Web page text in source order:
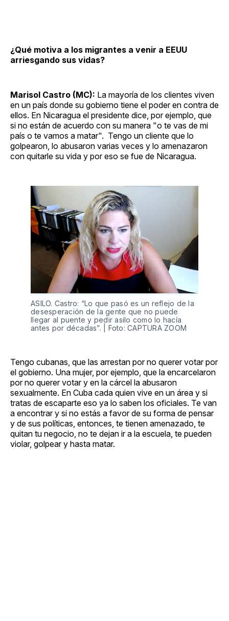
¿Qué motiva a los migrantes a venir a EEUU
arriesgando sus vidas?
Marisol Castro (MC): La mayoría de los clientes viven
en un país donde su gobierno tiene el poder en contra de
ellos. En Nicaragua el presidente dice, por ejemplo, que
si no están de acuerdo con su manera "o te vas de mi
país o te vamos a matar". Tengo un cliente que lo
golpearon, lo abusaron varias veces y lo amenazaron
con quitarle su vida y por eso se fue de Nicaragua.
ASILO. Castro: “Lo que pasó es un reflejo de la
desesperación de la gente que no puede
llegar al puente y pedir asilo como lo hacía
antes por décadas”. | Foto: CAPTURA ZOOM
Tengo cubanas, que las arrestan por no querer votar por
el gobierno. Una mujer, por ejemplo, que la encarcelaron
por no querer votar y en la cárcel la abusaron
sexualmente. En Cuba cada quien vive en un área y si
tratas de escaparte eso ya lo saben los oficiales. Te van
a encontrar y si no estás a favor de su forma de pensar
y de sus políticas, entonces, te tienen amenazado, te
quitan tu negocio, no te dejan ir a la escuela, te pueden
violar, golpear y hasta matar.